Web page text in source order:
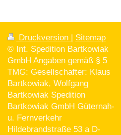
Druckversion
Sitemap
© Int. Spedition Bartkowiak
GmbH Angaben gemäß § 5
TMG: Gesellschafter: Klaus
Bartkowiak, Wolfgang
Bartkowiak Spedition
Bartkowiak GmbH Güternah-
u. Fernverkehr
Hildebrandstraße 53 a D-